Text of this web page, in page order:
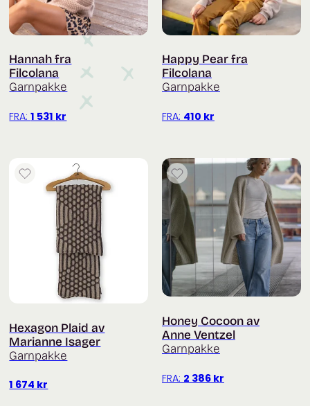
Hannah fra
Filcolana
Garnpakke
FRA:1 531 kr
Happy Pear fra
Filcolana
Garnpakke
FRA: 410 kr
Hexagon Plaid av
Marianne Isager
Garnpakke
1 674 kr
Honey Cocoon av
Anne Ventzel
Garnpakke
FRA: 2 386 kr